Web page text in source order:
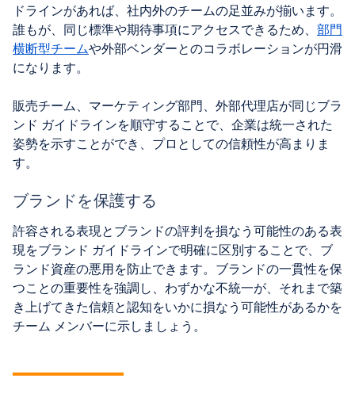
ドラインがあれば、社内外のチームの足並みが揃います。
誰もが、同じ標準や期待事項にアクセスできるため、 部門
横断型チームや外部ベンダーとのコラボレーションが円滑
になります。
販売チーム、マーケティング部門、外部代理店が同じブラ
ンド ガイドラインを順守することで、企業は統一された
姿勢を示すことができ、プロとしての信頼性が高まりま
す。
ブランドを保護する
許容される表現とブランドの評判を損なう可能性のある表
現をブランド ガイドラインで明確に区別することで、ブ
ランド資産の悪用を防止できます。ブランドの一貫性を保
つことの重要性を強調し、わずかな不統一が、それまで築
き上げてきた信頼と認知をいかに損なう可能性があるかを
チーム メンバーに示しましょう。